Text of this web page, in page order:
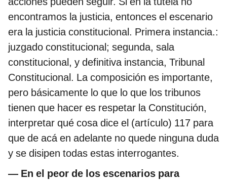
encontramos la justicia, entonces el escenario
era la justicia constitucional. Primera instancia.:
juzgado constitucional; segunda, sala
constitucional, y definitiva instancia, Tribunal
Constitucional. La composición es importante,
pero básicamente lo que lo que los tribunos
tienen que hacer es respetar la Constitución,
interpretar qué cosa dice el (artículo) 117 para
que de acá en adelante no quede ninguna duda
y se disipen todas estas interrogantes.
— En el peor de los escenarios para